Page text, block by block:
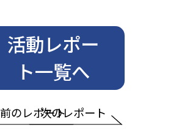
前のレポート
活動レポー
ト一覧へ
次のレポート